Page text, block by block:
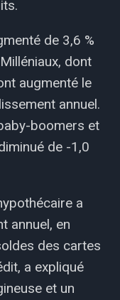
de 3,6 %
dont
augmenté le
annuel.
boomers et
de -1,0
a
annuel, en
des cartes
a expliqué
et un